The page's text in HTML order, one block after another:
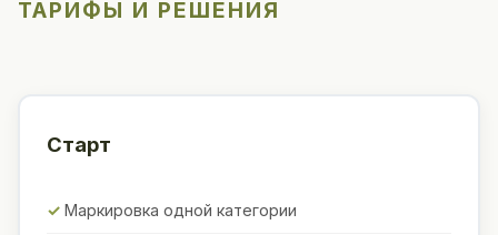
ТАРИФЫ И РЕШЕНИЯ
Старт
Маркировка одной категории